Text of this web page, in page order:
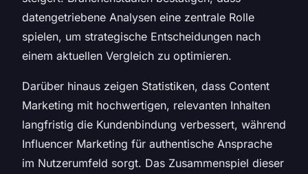
datengetriebene Analysen eine zentrale Rolle
spielen, um strategische Entscheidungen nach
einem aktuellen Vergleich zu optimieren.
Darüber hinaus zeigen Statistiken, dass Content
Marketing mit hochwertigen, relevanten Inhalten
langfristig die Kundenbindung verbessert, während
Influencer Marketing für authentische Ansprache
im Nutzerumfeld sorgt. Das Zusammenspiel dieser